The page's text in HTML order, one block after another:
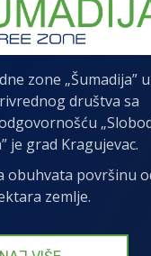
zone „Šumadija” u
društva sa
je grad Kragujevac.
obuhvata površinu
zemlje.